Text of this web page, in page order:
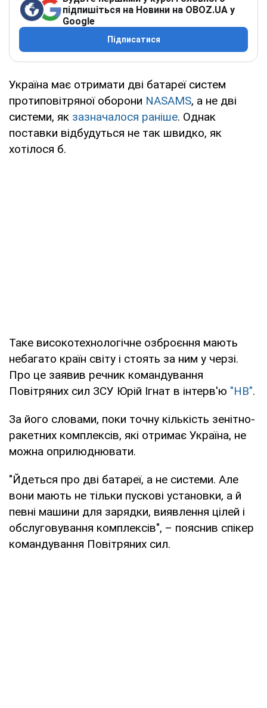
підпишіться на Новини на OBOZ.UA у
Google
Підписатися
Україна має отримати дві батареї систем
протиповітряної оборони NASAMS, а не дві
системи, як зазначалося раніше. Однак
поставки відбудуться не так швидко, як
хотілося б.
Таке високотехнологічне озброєння мають
небагато країн світу і стоять за ним у черзі.
Про це заявив речник командування
Повітряних сил ЗСУ Юрій Ігнат в інтерв'ю "НВ".
За його словами, поки точну кількість зенітно-
ракетних комплексів, які отримає Україна, не
можна оприлюднювати.
"Йдеться про дві батареї, а не системи. Але
вони мають не тільки пускові установки, а й
певні машини для зарядки, виявлення цілей і
обслуговування комплексів", – пояснив спікер
командування Повітряних сил.